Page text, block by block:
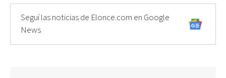
Seguí las noticias de Elonce.com en Google
News